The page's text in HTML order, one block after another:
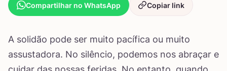
Compartilhar no WhatsApp Copiar link
A solidão pode ser muito pacífica ou muito
assustadora. No silêncio, podemos nos abraçar e